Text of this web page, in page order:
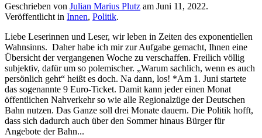
Geschrieben von Julian Marius Plutz am Juni 11, 2022.
Veröffentlicht in Innen, Politik.
Liebe Leserinnen und Leser, wir leben in Zeiten des exponentiellen
Wahnsinns. Daher habe ich mir zur Aufgabe gemacht, Ihnen eine
Übersicht der vergangenen Woche zu verschaffen. Freilich völlig
subjektiv, dafür um so polemischer. „Warum sachlich, wenn es auch
persönlich geht“ heißt es doch. Na dann, los! *Am 1. Juni startete
das sogenannte 9 Euro-Ticket. Damit kann jeder einen Monat
öffentlichen Nahverkehr so wie alle Regionalzüge der Deutschen
Bahn nutzen. Das Ganze soll drei Monate dauern. Die Politik hofft,
dass sich dadurch auch über den Sommer hinaus Bürger für
Angebote der Bahn...